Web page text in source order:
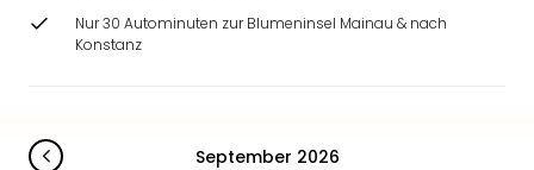
Nur 30 Autominuten zur Blumeninsel Mainau & nach
Konstanz
September 2026